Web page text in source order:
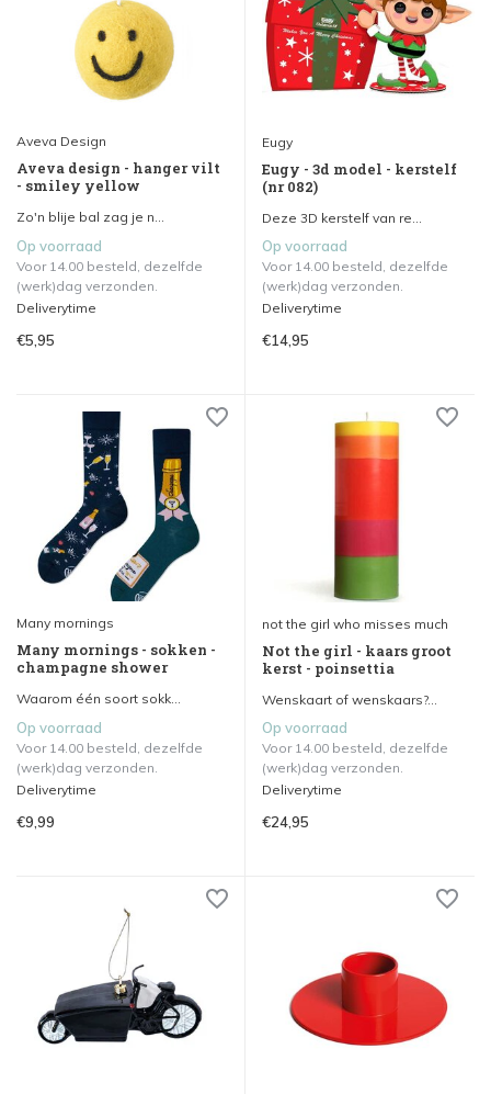
Aveva Design
Aveva design - hanger vilt
- smiley yellow
Zo'n blije bal zag je n...
Op voorraad
Voor 14.00 besteld, dezelfde
(werk)dag verzonden.
Deliverytime
€5,95
Eugy
Eugy - 3d model - kerstelf
(nr 082)
Deze 3D kerstelf van re...
Op voorraad
Voor 14.00 besteld, dezelfde
(werk)dag verzonden.
Deliverytime
€14,95
Many mornings
Many mornings - sokken -
champagne shower
Waarom één soort sokk...
Op voorraad
Voor 14.00 besteld, dezelfde
(werk)dag verzonden.
Deliverytime
€9,99
not the girl who misses much
Not the girl - kaars groot
kerst - poinsettia
Wenskaart of wenskaars?...
Op voorraad
Voor 14.00 besteld, dezelfde
(werk)dag verzonden.
Deliverytime
€24,95